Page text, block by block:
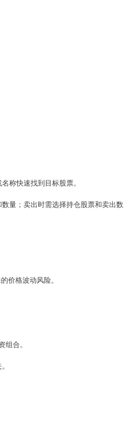
称快速找到目标股票。
量；卖出时需选择持仓股票和卖出数
价格波动风险。
合。